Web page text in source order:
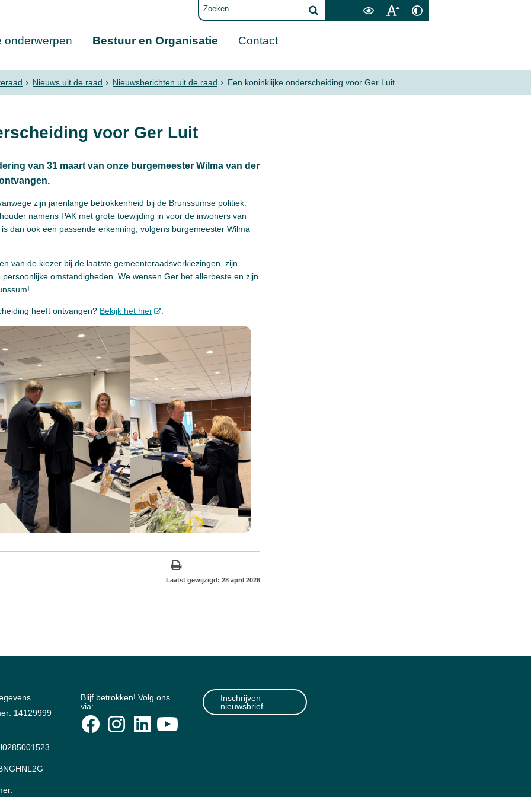
onderwerpen Bestuur en Organisatie Contact
Nieuws uit de raad Nieuwsberichten uit de raad Een koninklijke onderscheiding voor Ger Luit
voor Ger Luit
van 31 maart van onze burgemeester Wilma van der
zijn jarenlange betrokkenheid bij de Brunssumse politiek.
namens PAK met grote toewijding in voor de inwoners van
dan ook een passende erkenning, volgens burgemeester Wilma
van de kiezer bij de laatste gemeenteraadsverkiezingen, zijn
omstandigheden. We wensen Ger het allerbeste en zijn
heeft ontvangen? Bekijk het hier
Laatst gewijzigd: 28 april 2026
14129999
Blijf betrokken! Volg ons
via:
Inschrijven
nieuwsbrief